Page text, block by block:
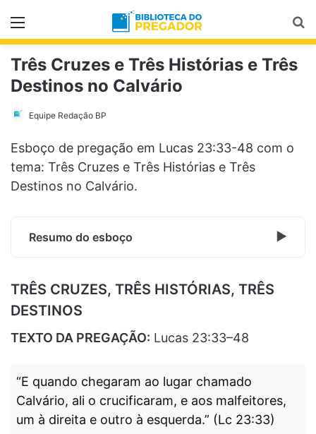
Menu
Três Cruzes e Três Histórias e Três
Destinos no Calvário
Equipe Redação BP
Esboço de pregação em Lucas 23:33-48 com o
tema: Três Cruzes e Três Histórias e Três
Destinos no Calvário.
Resumo do esboço
TRÊS CRUZES, TRÊS HISTÓRIAS, TRÊS
DESTINOS
TEXTO DA PREGAÇÃO: Lucas 23:33–48
“E quando chegaram ao lugar chamado
Calvário, ali o crucificaram, e aos malfeitores,
um à direita e outro à esquerda.” (Lc 23:33)